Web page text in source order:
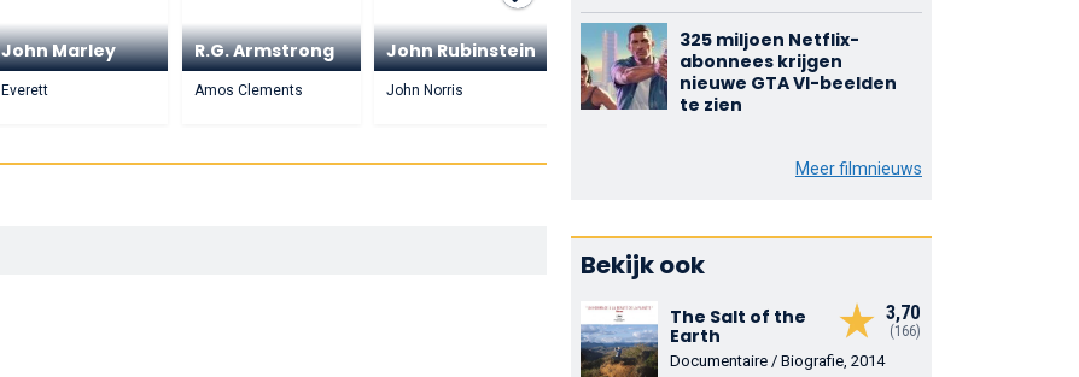
John Marley
Everett
R.G. Armstrong
Amos Clements
John Rubinstein
John Norris
Elizabeth
Thompson
Margie Johnson
Roy Jenson
Ray Mott
325 miljoen Netflix-
abonnees krijgen
nieuwe GTA VI-beelden
te zien
Meer filmnieuws
Bekijk ook
3,70
(166)
The Salt of the
Earth
Documentaire / Biografie, 2014